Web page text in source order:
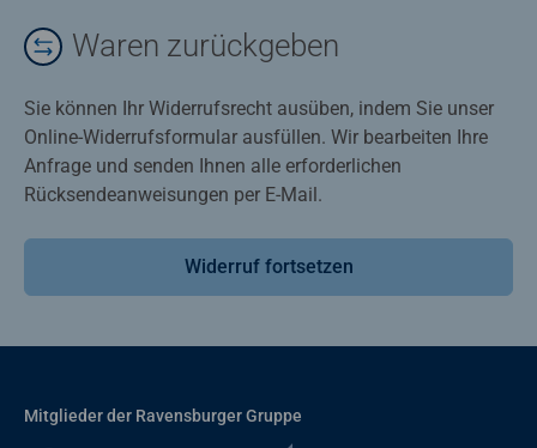
Waren zurückgeben
Sie können Ihr Widerrufsrecht ausüben, indem Sie unser
Online-Widerrufsformular ausfüllen. Wir bearbeiten Ihre
Anfrage und senden Ihnen alle erforderlichen
Rücksendeanweisungen per E-Mail.
Widerruf fortsetzen
Mitglieder der Ravensburger Gruppe